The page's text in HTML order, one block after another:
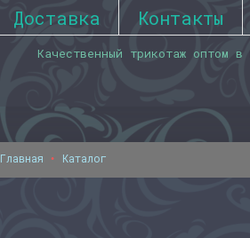
Доставка Контакты
Качественный трикотаж оптом в
Главная Каталог